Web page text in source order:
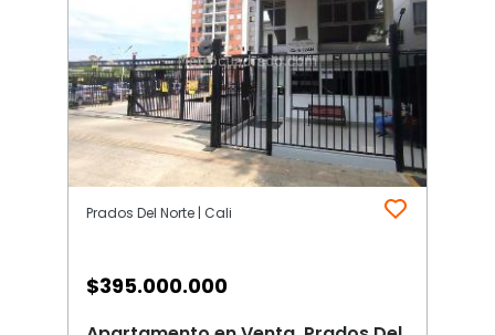
Prados Del Norte | Cali
$395.000.000